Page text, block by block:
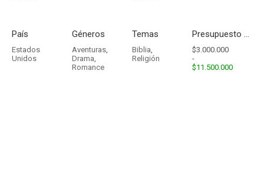
País
Estados
Unidos
Géneros
Aventuras,
Drama,
Romance
Temas
Biblia,
Religión
Presupuesto - Ingresos
$3.000.000
-
$11.500.000